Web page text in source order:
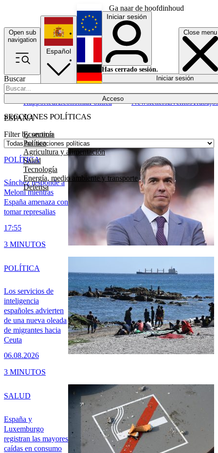
Ga naar de hoofdinhoud
Open sub
navigation
Close menu
Buscar
Acceso
SECCIONES POLÍTICAS
Economía
Política
Agricultura y alimentación
Salud
Tecnología
Energía, medio ambiente y transporte
Defensa
RapporteurEconomíaPolítica NewslettersEventosTrabajos
Español
English
Français
Iniciar sesión
Has cerrado sesión.
Iniciar sesión
ESPAÑA
Filter by section
Sánchez responde a
Meloni mientras
España amenaza con
tomar represalias
17:55
POLÍTICA
3 MINUTOS
Los servicios de
inteligencia
españoles advierten
de una nueva oleada
de migrantes hacia
Ceuta
06.08.2026
POLÍTICA
3 MINUTOS
España y
Luxemburgo
registran las mayores
caídas en consumo
SALUD